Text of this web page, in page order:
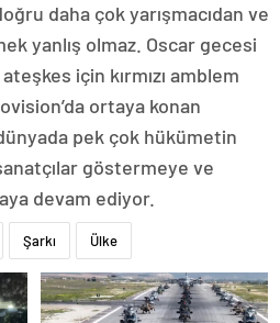
daha çok yarışmacıdan ve
yanlış olmaz. Oscar gecesi
için kırmızı amblem
ortaya konan
pek çok hükümetin
göstermeye ve
devam ediyor.
Şarkı Ülke